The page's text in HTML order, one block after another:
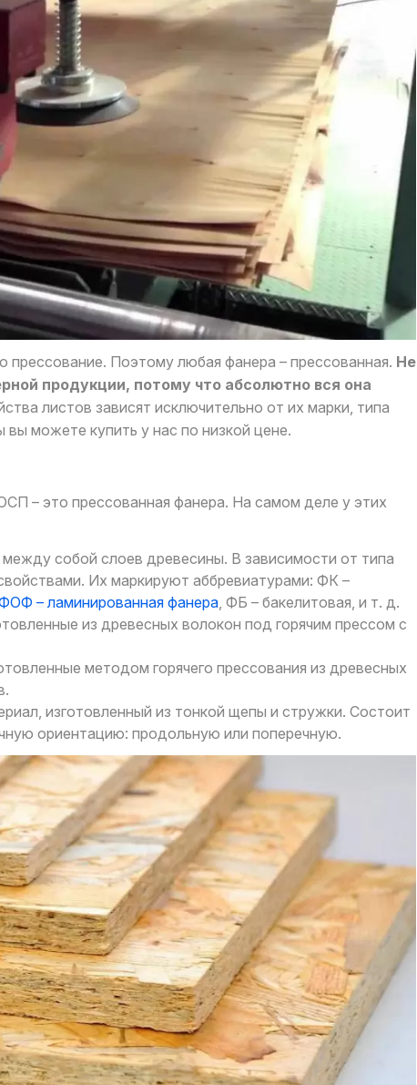
Поэтому любая фанера – прессованная. Не
продукции, потому что абсолютно вся она
листов зависят исключительно от их марки, типа
можете купить у нас по низкой цене.
– это прессованная фанера. На самом деле у этих
собой слоев древесины. В зависимости от типа
Их маркируют аббревиатурами: ФК –
– ламинированная фанера, ФБ – бакелитовая, и т. д.
из древесных волокон под горячим прессом с
методом горячего прессования из древесных
изготовленный из тонкой щепы и стружки. Состоит
ориентацию: продольную или поперечную.